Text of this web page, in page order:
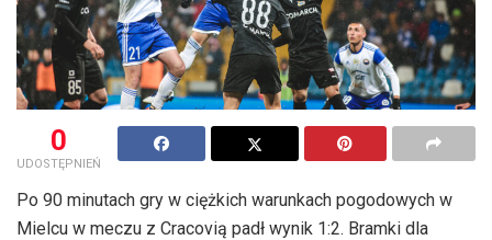
0
UDOSTĘPNIEŃ
Po 90 minutach gry w ciężkich warunkach pogodowych w
Mielcu w meczu z Cracovią padł wynik 1:2. Bramki dla